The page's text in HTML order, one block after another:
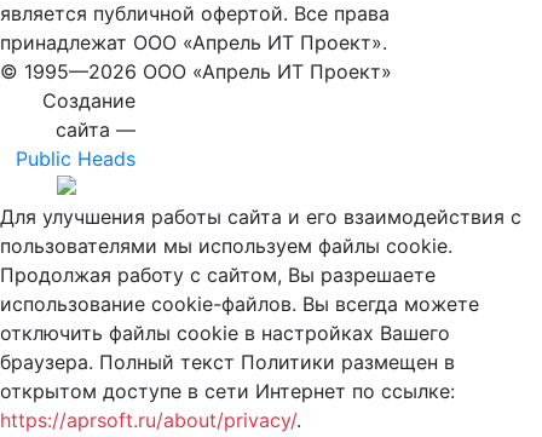
является публичной офертой. Все права
принадлежат ООО «Апрель ИТ Проект».
© 1995—2026 ООО «Апрель ИТ Проект»
Создание
сайта —
Public Heads
Для улучшения работы сайта и его взаимодействия с
пользователями мы используем файлы cookie.
Продолжая работу с сайтом, Вы разрешаете
использование cookie-файлов. Вы всегда можете
отключить файлы cookie в настройках Вашего
браузера. Полный текст Политики размещен в
открытом доступе в сети Интернет по ссылке:
https://aprsoft.ru/about/privacy/.